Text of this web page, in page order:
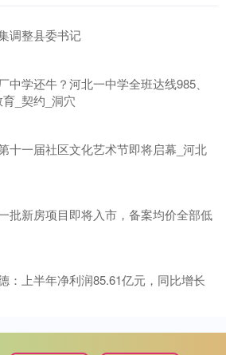
调整县委书记
中学还牛？河北一中学全班达线985、
_契约_洞穴
十一届社区文化艺术节即将启幕_河北
批新房项目即将入市，备案均价全部低
：上半年净利润85.61亿元，同比增长